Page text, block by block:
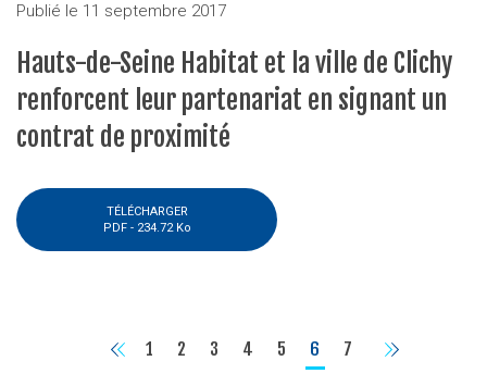
Publié le 11 septembre 2017
Hauts-de-Seine Habitat et la ville de Clichy
renforcent leur partenariat en signant un
contrat de proximité
TÉLÉCHARGER
PDF - 234.72 Ko
Page
1 Page
2 Page
3 Page
4 Page
5
Page
actuelle
6 Page
7